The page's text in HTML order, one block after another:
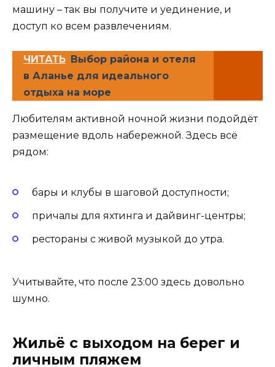
машину – так вы получите и уединение, и
доступ ко всем развлечениям.
ЧИТАТЬ Выбор района и отеля
в Аланье для идеального
отдыха на море
Любителям активной ночной жизни подойдёт
размещение вдоль набережной. Здесь всё
рядом:
бары и клубы в шаговой доступности;
причалы для яхтинга и дайвинг-центры;
рестораны с живой музыкой до утра.
Учитывайте, что после 23:00 здесь довольно
шумно.
Жильё с выходом на берег и
личным пляжем